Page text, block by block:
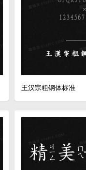
王汉宗粗钢体标准